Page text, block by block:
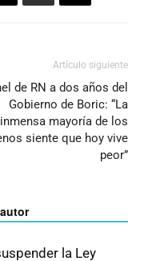
Artículo siguiente
de RN a dos años del
Gobierno de Boric: “La
inmensa mayoría de los
siente que hoy vive
peor”
la Ley